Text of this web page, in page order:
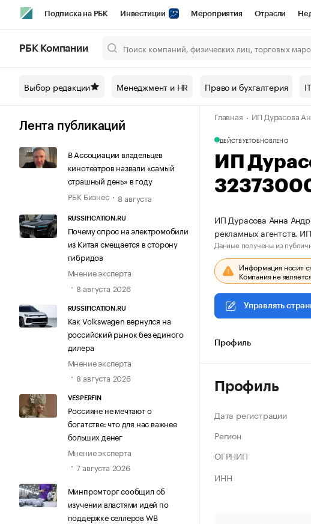
Подписка на РБК Инвестиции Мероприятия Отрасли
Спецпроекты СПб Конференции СПб Спецпроекты Проверка
Технологии и медиа Рынок наличной валюты
РБК Компании
Выбор редакции Менеджмент и HR Право и бухгалтерия
Лента публикаций
В Ассоциации владельцев
кинотеатров назвали «самый
страшный день» в году
РБК Бизнес
8 августа
RUSSIFICATION.RU
Почему спрос на электромобили
из Китая смещается в сторону
гибридов
Мнение эксперта
8 августа 2026
RUSSIFICATION.RU
Как Volkswagen вернулся на
российский рынок без единого
дилера
Мнение эксперта
8 августа 2026
VESPERFIN
Россияне не мечтают о
богатстве: что для нас важнее
больших денег
Мнение эксперта
7 августа 2026
Минпромторг сообщил об
изучении властями идей по
поддержке селлеров WB
Главная ИП Дурасова
ДЕЙСТВУЕТОБНОВЛЕНО
ИП
ИП Дурасова Анна
рекламных агентств.
Данные получены из
Информация носит
Компания не
Управлять
Профиль
Профиль
Дата регистрации
Регион
ОГРНИП
ИНН